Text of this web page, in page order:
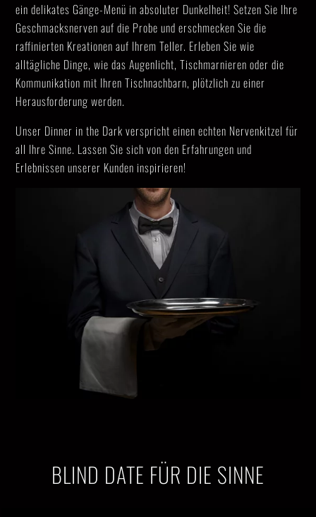
ein delikates Gänge-Menü in absoluter Dunkelheit! Setzen Sie Ihre
Geschmacksnerven auf die Probe und erschmecken Sie die
raffinierten Kreationen auf Ihrem Teller. Erleben Sie wie
alltägliche Dinge, wie das Augenlicht, Tischmarnieren oder die
Kommunikation mit Ihren Tischnachbarn, plötzlich zu einer
Herausforderung werden.
Unser Dinner in the Dark verspricht einen echten Nervenkitzel für
all Ihre Sinne. Lassen Sie sich von den Erfahrungen und
Erlebnissen unserer Kunden inspirieren!
BLIND DATE FÜR DIE SINNE